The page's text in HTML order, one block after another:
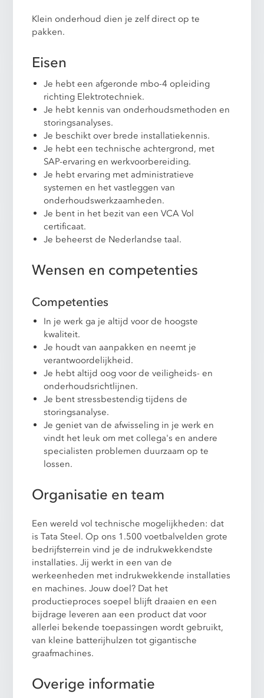
Klein onderhoud dien je zelf direct op te
pakken.
Eisen
Je hebt een afgeronde mbo-4 opleiding
richting Elektrotechniek.
Je hebt kennis van onderhoudsmethoden en
storingsanalyses.
Je beschikt over brede installatiekennis.
Je hebt een technische achtergrond, met
SAP-ervaring en werkvoorbereiding.
Je hebt ervaring met administratieve
systemen en het vastleggen van
onderhoudswerkzaamheden.
Je bent in het bezit van een VCA Vol
certificaat.
Je beheerst de Nederlandse taal.
Wensen en competenties
Competenties
In je werk ga je altijd voor de hoogste
kwaliteit.
Je houdt van aanpakken en neemt je
verantwoordelijkheid.
Je hebt altijd oog voor de veiligheids- en
onderhoudsrichtlijnen.
Je bent stressbestendig tijdens de
storingsanalyse.
Je geniet van de afwisseling in je werk en
vindt het leuk om met collega's en andere
specialisten problemen duurzaam op te
lossen.
Organisatie en team
Een wereld vol technische mogelijkheden: dat
is Tata Steel. Op ons 1.500 voetbalvelden grote
bedrijfsterrein vind je de indrukwekkendste
installaties. Jij werkt in een van de
werkeenheden met indrukwekkende installaties
en machines. Jouw doel? Dat het
productieproces soepel blijft draaien en een
bijdrage leveren aan een product dat voor
allerlei bekende toepassingen wordt gebruikt,
van kleine batterijhulzen tot gigantische
graafmachines.
Overige informatie